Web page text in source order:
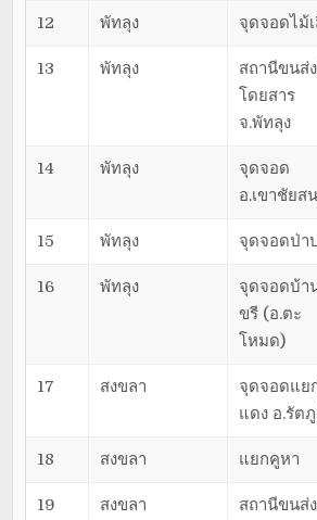
12 พัทลุง จุดจอดไม้
13 พัทลุง
สถานีขนส่
โดยสาร
จ.พัทลุง
14 พัทลุง
จุดจอด
อ.เขาชัยสน
15 พัทลุง จุดจอดป่า
16 พัทลุง
จุดจอดบ้า
ขรี (อ.ตะ
โหมด)
17 สงขลา
จุดจอดแย
แดง อ.รัต
18 สงขลา แยกคูหา
19 สงขลา
สถานีขนส่